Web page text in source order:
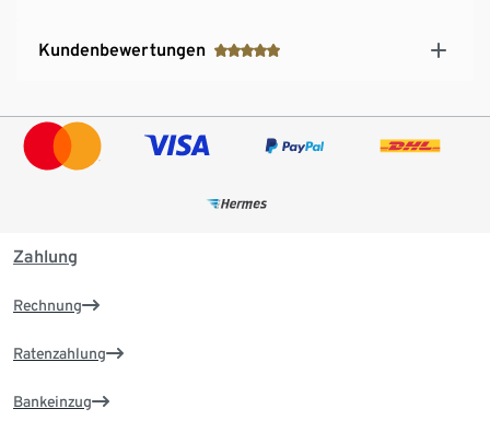
Kundenbewertungen
Zahlung
Rechnung
Ratenzahlung
Bankeinzug